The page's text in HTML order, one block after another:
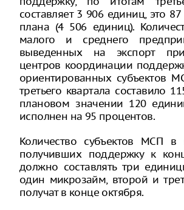
составляет 3 906 единиц, это
плана (4 506 единиц).
малого и среднего
выведенных на экспорт
центров координации
ориентированных субъектов
третьего квартала составило
плановом значении 120
исполнен на 95 процентов.
Количество субъектов МСП в
получивших поддержку к
должно составлять три
один микрозайм, второй и
получат в конце октября.